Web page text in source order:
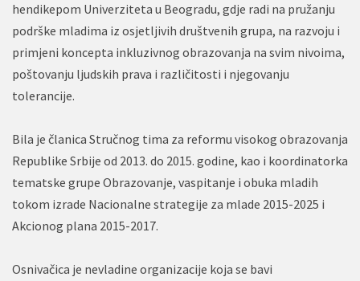
hendikepom Univerziteta u Beogradu, gdje radi na pružanju
podrške mladima iz osjetljivih društvenih grupa, na razvoju i
primjeni koncepta inkluzivnog obrazovanja na svim nivoima,
poštovanju ljudskih prava i različitosti i njegovanju
tolerancije.
Bila je članica Stručnog tima za reformu visokog obrazovanja
Republike Srbije od 2013. do 2015. godine, kao i koordinatorka
tematske grupe Obrazovanje, vaspitanje i obuka mladih
tokom izrade Nacionalne strategije za mlade 2015-2025 i
Akcionog plana 2015-2017.
Osnivačica je nevladine organizacije koja se bavi